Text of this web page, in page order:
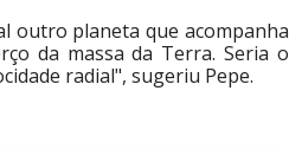
outro planeta que acompanha
da massa da Terra. Seria o
radial", sugeriu Pepe.